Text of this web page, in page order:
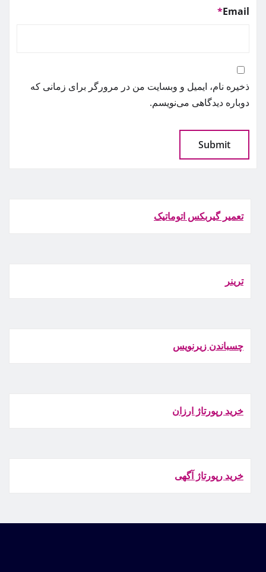
Email
*
ذخیره نام، ایمیل و وبسایت من در مرورگر برای زمانی که
دوباره دیدگاهی می‌نویسم.
تعمیر گیربکس اتوماتیک
ترينر
چسباندن زيرنويس
خرید رپورتاژ ارزان
خرید رپورتاژ آگهی